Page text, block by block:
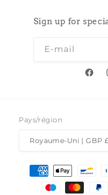
Sign up for
E-mail
Pays/région
Royaume-
Moyens
paiement